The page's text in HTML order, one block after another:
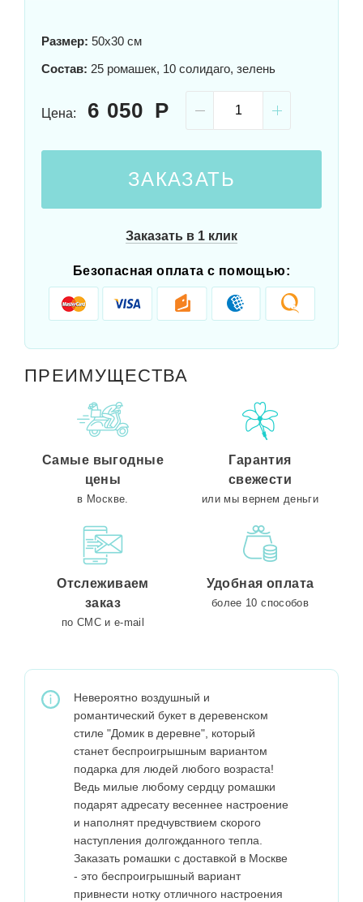
Размер: 50x30 см
Состав: 25 ромашек, 10 солидаго, зелень
Цена: 6 050
ЗАКАЗАТЬ
Заказать в 1 клик
Безопасная оплата с помощью:
ПРЕИМУЩЕСТВА
Самые выгодные
цены
в Москве.
Гарантия
свежести
или мы вернем деньги
Отслеживаем
заказ
по СМС и e-mail
Удобная оплата
более 10 способов
Невероятно воздушный и
романтический букет в деревенском
стиле "Домик в деревне", который
станет беспроигрышным вариантом
подарка для людей любого возраста!
Ведь милые любому сердцу ромашки
подарят адресату весеннее настроение
и наполнят предчувствием скорого
наступления долгожданного тепла.
Заказать ромашки с доставкой в Москве
- это беспроигрышный вариант
привнести нотку отличного настроения